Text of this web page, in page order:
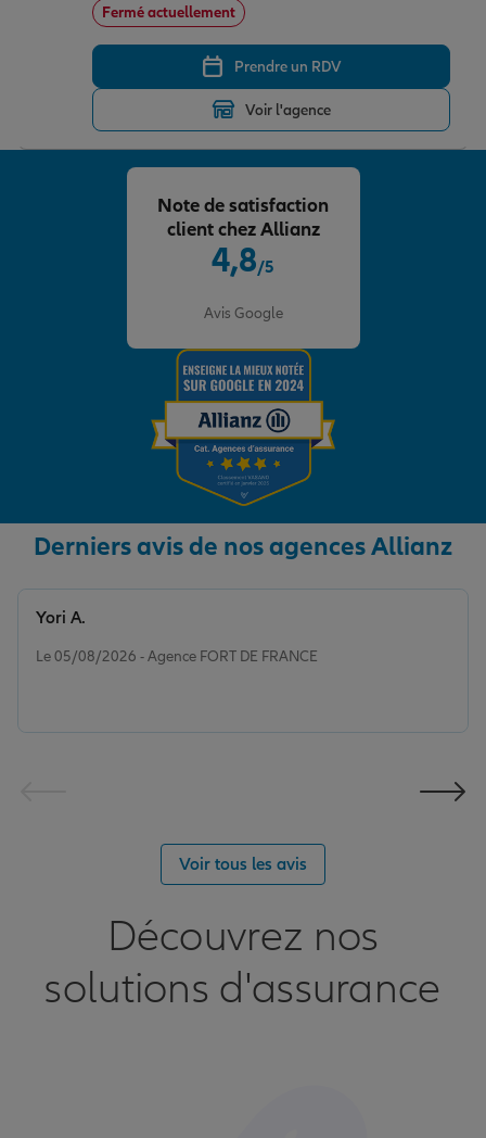
Fermé actuellement
Prendre un RDV
Voir l'agence
4,8/5
Avis Google
Note de satisfaction
client chez Allianz
Derniers avis de nos agences Allianz
Le 05/08/2026 - Agence FORT DE FRANCE
Yori A.
Voir tous les avis
Découvrez nos
solutions d'assurance